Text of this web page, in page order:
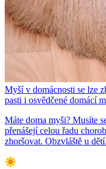
Myší v domácnosti se lze
pasti i osvědčené domácí
Máte doma myši? Musíte
přenášejí celou řadu
zhoršovat. Obzvláště u dětí.